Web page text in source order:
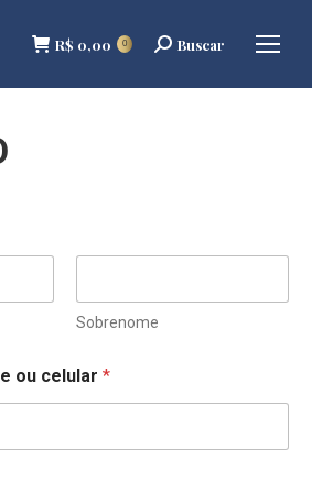
R$ 0,00 0 Buscar
Buscar
Sobrenome
ou celular *